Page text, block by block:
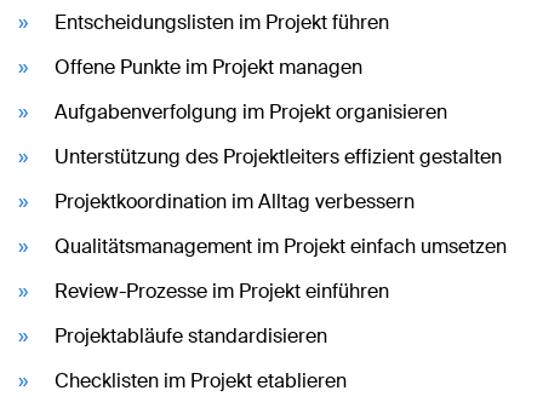
Entscheidungslisten im Projekt führen
Offene Punkte im Projekt managen
Aufgabenverfolgung im Projekt organisieren
Unterstützung des Projektleiters effizient gestalten
Projektkoordination im Alltag verbessern
Qualitätsmanagement im Projekt einfach umsetzen
Review-Prozesse im Projekt einführen
Projektabläufe standardisieren
Checklisten im Projekt etablieren